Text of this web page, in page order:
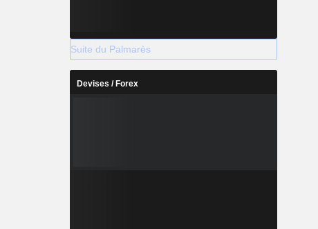
Suite du Palmarès
Devises / Forex